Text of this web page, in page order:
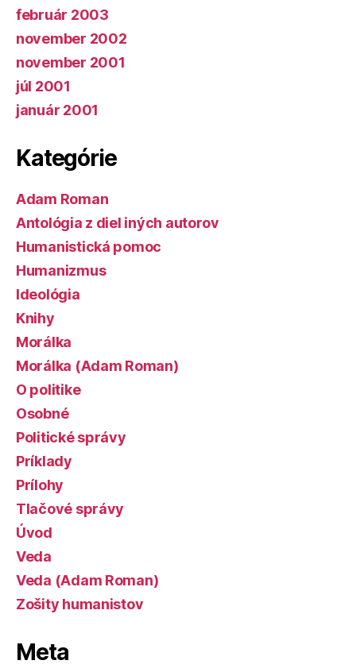
február 2003
november 2002
november 2001
júl 2001
január 2001
Kategórie
Adam Roman
Antológia z diel iných autorov
Humanistická pomoc
Humanizmus
Ideológia
Knihy
Morálka
Morálka (Adam Roman)
O politike
Osobné
Politické správy
Príklady
Prílohy
Tlačové správy
Úvod
Veda
Veda (Adam Roman)
Zošity humanistov
Meta